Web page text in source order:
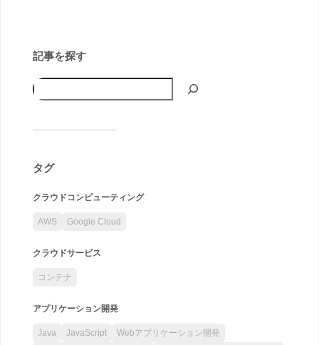
記事を探す
タグ
クラウドコンピューティング
AWS Google Cloud
クラウドサービス
コンテナ
アプリケーション開発
Java JavaScript
Webアプリケーション開発